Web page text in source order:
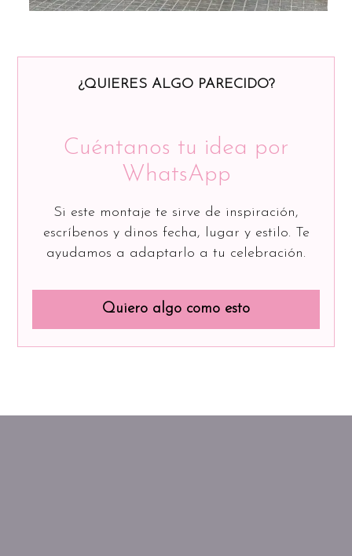
¿QUIERES ALGO PARECIDO?
Cuéntanos tu idea por
WhatsApp
Si este montaje te sirve de inspiración,
escríbenos y dinos fecha, lugar y estilo. Te
ayudamos a adaptarlo a tu celebración.
Quiero algo como esto